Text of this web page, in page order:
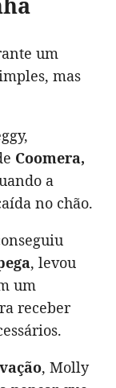
um
mas
Coomera,
a
no chão.
, levou
um
receber
, Molly